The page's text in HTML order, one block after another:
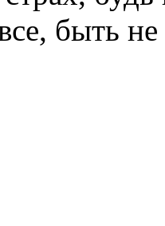
быть